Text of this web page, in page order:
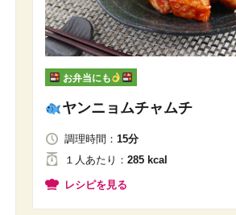
お弁当にも
ヤンニョムチャムチ
調理時間： 15分
１人あたり ： 285 kcal
レシピを見る